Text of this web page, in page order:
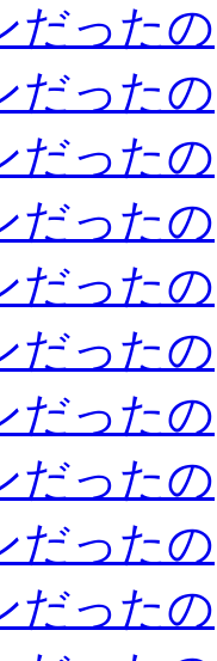
だったの
だったの
だったの
だったの
だったの
だったの
だったの
だったの
だったの
だったの